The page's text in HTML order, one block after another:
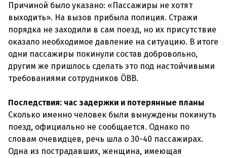
Причиной было указано: «Пассажиры не хотят
выходить». На вызов прибыла полиция. Стражи
порядка не заходили в сам поезд, но их присутствие
оказало необходимое давление на ситуацию. В итоге
одни пассажиры покинули состав добровольно,
другим же пришлось сделать это под настойчивыми
требованиями сотрудников ÖBB.
Последствия: час задержки и потерянные планы
Сколько именно человек были вынуждены покинуть
поезд, официально не сообщается. Однако по
словам очевидцев, речь шла о 30-40 пассажирах.
Одна из пострадавших, женщина, имеющая